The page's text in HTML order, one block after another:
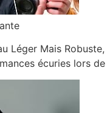
Léger Mais
écuries lors